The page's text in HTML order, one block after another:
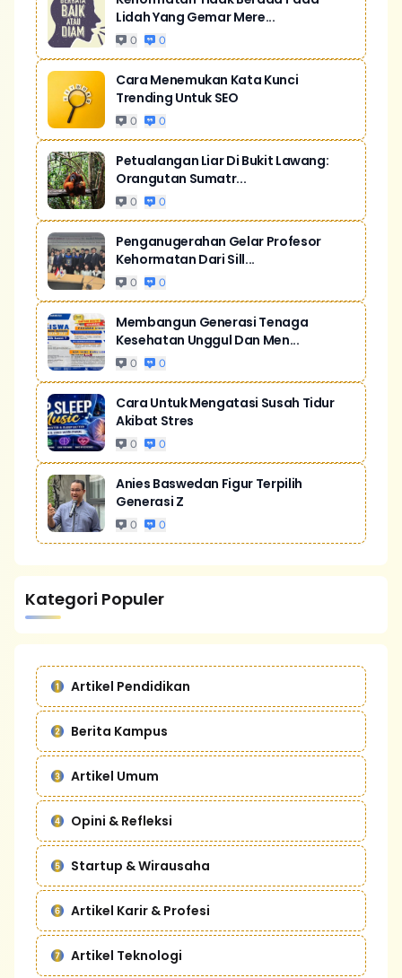
Lidah Yang Gemar Mere...
0 0
Cara Menemukan Kata Kunci
Trending Untuk SEO
0 0
Petualangan Liar Di Bukit Lawang:
Orangutan Sumatr...
0 0
Penganugerahan Gelar Profesor
Kehormatan Dari Sill...
0 0
Membangun Generasi Tenaga
Kesehatan Unggul Dan Men...
0 0
Cara Untuk Mengatasi Susah Tidur
Akibat Stres
0 0
Anies Baswedan Figur Terpilih
Generasi Z
0 0
Kategori Populer
Artikel Pendidikan
Berita Kampus
Artikel Umum
Opini & Refleksi
Startup & Wirausaha
Artikel Karir & Profesi
Artikel Teknologi